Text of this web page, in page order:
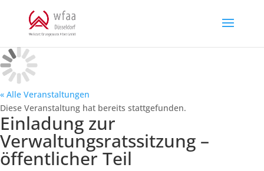
content
« Alle Veranstaltungen
Diese Veranstaltung hat bereits stattgefunden.
Einladung zur
Verwaltungsratssitzung –
öffentlicher Teil